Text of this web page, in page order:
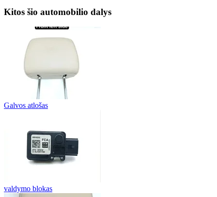
Kitos šio automobilio dalys
Galvos atlošas
valdymo blokas